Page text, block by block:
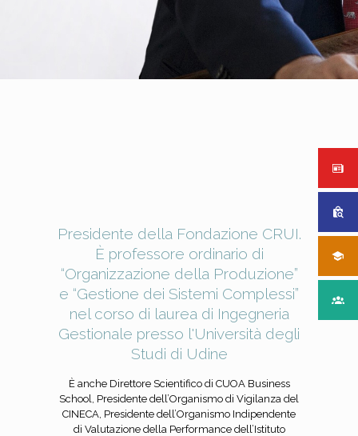
Presidente della Fondazione CRUI.
È professore ordinario di
“Organizzazione della Produzione”
e “Gestione dei Sistemi Complessi”
nel corso di laurea di Ingegneria
Gestionale presso l'Università degli
Studi di Udine
È anche Direttore Scientifico di CUOA Business
School, Presidente dell’Organismo di Vigilanza del
CINECA, Presidente dell’Organismo Indipendente
di Valutazione della Performance dell’Istituto